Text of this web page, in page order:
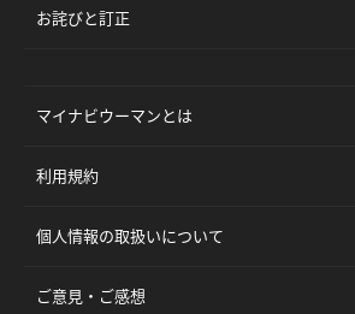
お詫びと訂正
マイナビウーマンとは
利用規約
個人情報の取扱いについて
ご意見・ご感想